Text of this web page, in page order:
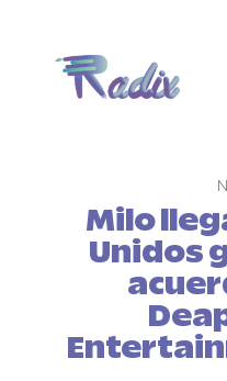
Milo
Unidos